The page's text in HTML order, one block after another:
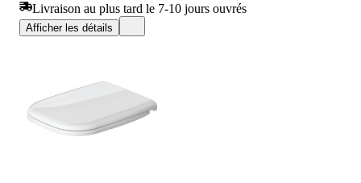
Livraison au plus tard le 7-10 jours ouvrés
Afficher les détails